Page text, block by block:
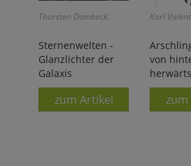
Thorsten Dambeck:
Sternenwelten -
Glanzlichter der
Galaxis
zum Artikel
Karl
von
herwärts
zum